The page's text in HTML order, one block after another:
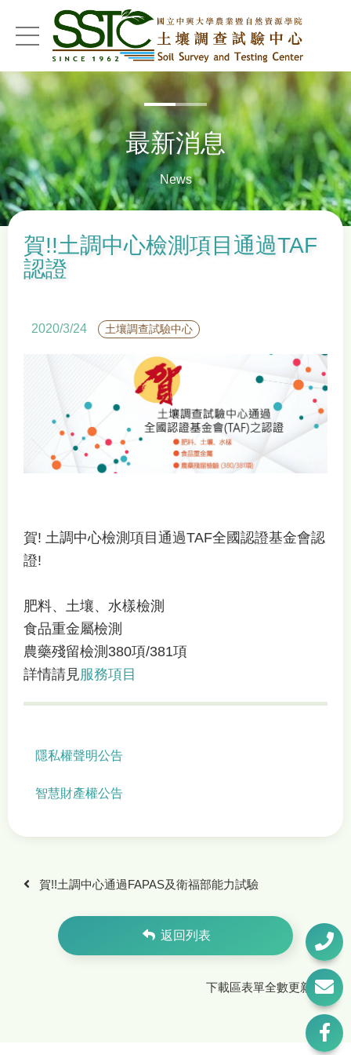
menu
最新消息
News
賀!!土調中心檢測項目通過TAF
認證
2020/3/24 土壤調查試驗中心
賀! 土調中心檢測項目通過TAF全國認證基金會認
證!
肥料、土壤、水樣檢測
食品重金屬檢測
農藥殘留檢測380項/381項
詳情請見服務項目
隱私權聲明公告
智慧財產權公告
賀!!土調中心通過FAPAS及衛福部能力試驗
返回列表
下載區表單全數更新